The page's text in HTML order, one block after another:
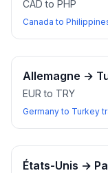
CAD to PHP
Canada to
Allemagne →
EUR to TRY
Germany to Turkey
États-Unis →